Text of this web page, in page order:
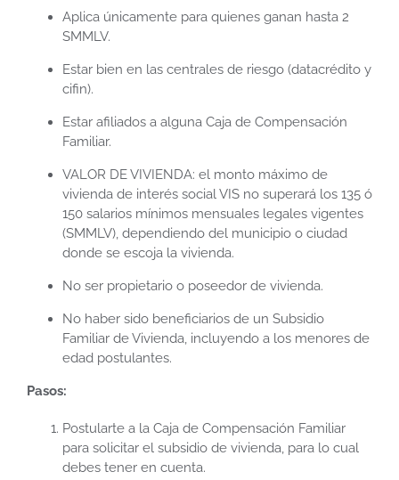
Aplica únicamente para quienes ganan hasta 2
SMMLV.
Estar bien en las centrales de riesgo (datacrédito y
cifin).
Estar afiliados a alguna Caja de Compensación
Familiar.
VALOR DE VIVIENDA: el monto máximo de
vivienda de interés social VIS no superará los 135 ó
150 salarios mínimos mensuales legales vigentes
(SMMLV), dependiendo del municipio o ciudad
donde se escoja la vivienda.
No ser propietario o poseedor de vivienda.
No haber sido beneficiarios de un Subsidio
Familiar de Vivienda, incluyendo a los menores de
edad postulantes.
Pasos:
Postularte a la Caja de Compensación Familiar
para solicitar el subsidio de vivienda, para lo cual
debes tener en cuenta.